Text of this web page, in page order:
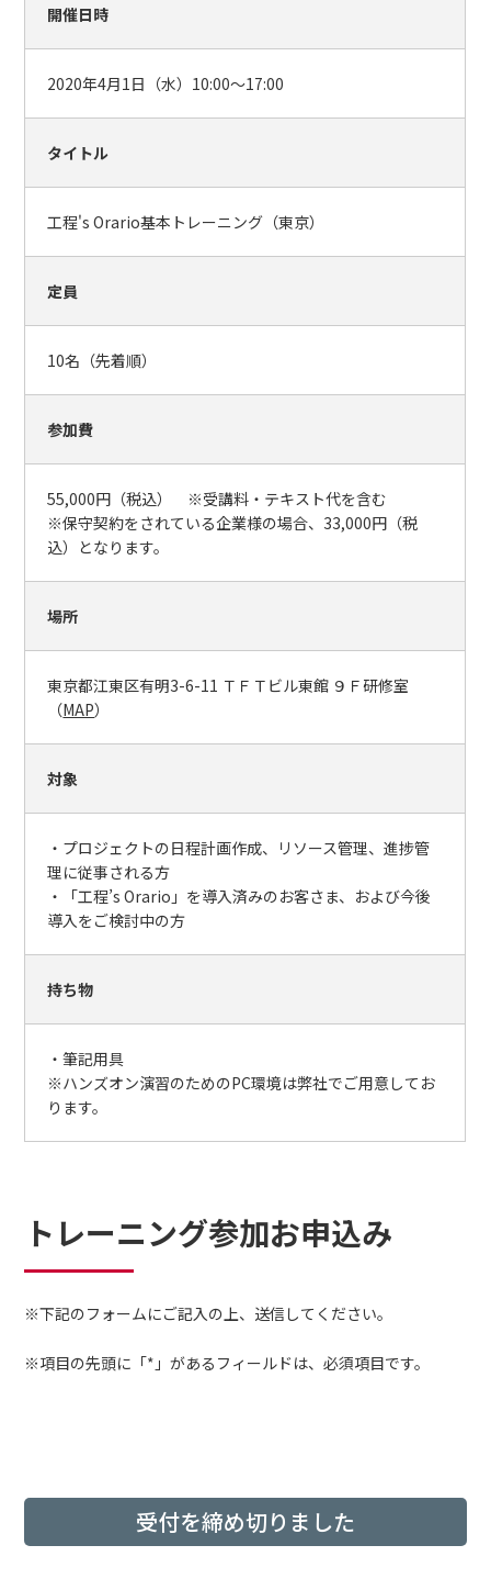
開催日時
2020年4月1日（水）10:00～17:00
タイトル
工程's Orario基本トレーニング（東京）
定員
10名（先着順）
参加費
55,000円（税込） ※受講料・テキスト代を含む
※保守契約をされている企業様の場合、33,000円（税
込）となります。
場所
東京都江東区有明3-6-11 ＴＦＴビル東館 ９Ｆ研修室
（MAP）
対象
・プロジェクトの日程計画作成、リソース管理、進捗管
理に従事される方
・「工程’s Orario」を導入済みのお客さま、および今後
導入をご検討中の方
持ち物
・筆記用具
※ハンズオン演習のためのPC環境は弊社でご用意してお
ります。
トレーニング参加お申込み
※下記のフォームにご記入の上、送信してください。
※項目の先頭に「*」があるフィールドは、必須項目です。
受付を締め切りました